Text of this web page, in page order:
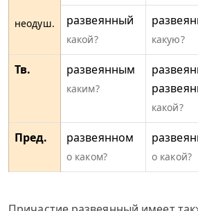
неодуш. развеянный
какой? какую?
Тв. развеянным
каким?
какой?
Пред. развеянном
о каком? о какой?